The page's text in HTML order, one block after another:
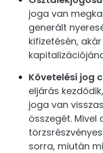
joga van
generált
kifizetésén,
Követelési jog
eljárás
joga van
összegét. Mivel
sorra, miután